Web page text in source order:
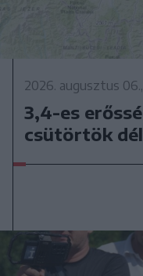
2026. augusztus
3,4-es
csütörtök